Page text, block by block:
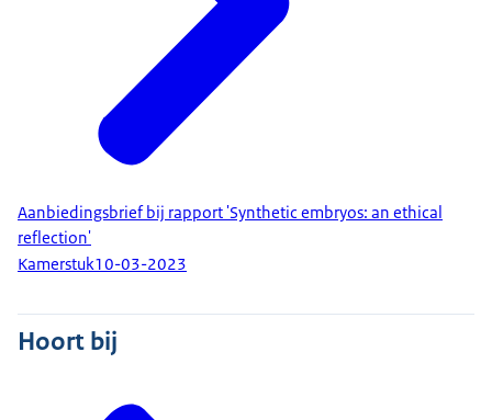
Aanbiedingsbrief bij rapport 'Synthetic embryos: an ethical
reflection'
Kamerstuk10-03-2023
Hoort bij